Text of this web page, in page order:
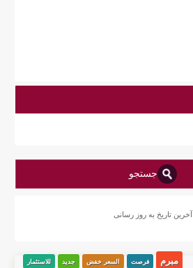
جستجو
آخرین تاریخ به روز رسانی
مبرم فرصت السعر خفض جدید للاستثمار